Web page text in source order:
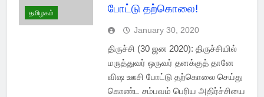
தமிழகம்
போட்டு தற்கொலை!
January 30, 2020
திருச்சி (30 ஜன 2020): திருச்சியில்
மருத்துவர் ஒருவர் தனக்குத் தானே
விஷ ஊசி போட்டு தற்கொலை செய்து
கொண்ட சம்பவம் பெரிய அதிர்ச்சியை